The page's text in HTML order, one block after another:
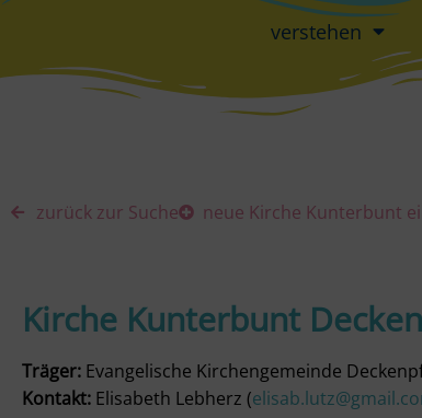
verstehen
zurück zur Suche neue Kirche Kunterbunt
Kirche Kunterbunt
Träger: Evangelische Kirchengemeinde
Kontakt: Elisabeth Lebherz (